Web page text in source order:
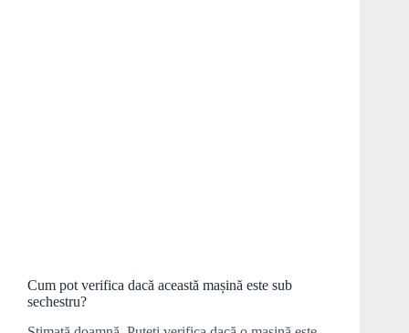
Cum pot verifica dacă această mașină este sub
sechestru?